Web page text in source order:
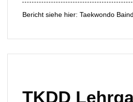
Bericht siehe hier: Taekwondo
TKDD